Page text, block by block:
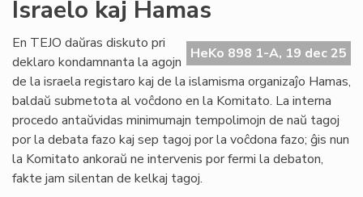
Israelo kaj Hamas
HeKo 898 1-A, 19 dec 25
En TEJO daŭras diskuto pri
deklaro kondamnanta la agojn
de la israela registaro kaj de la islamisma organizaĵo Hamas,
baldaŭ submetota al voĉdono en la Komitato. La interna
procedo antaŭvidas minimumajn tempolimojn de naŭ tagoj
por la debata fazo kaj sep tagoj por la voĉdona fazo; ĝis nun
la Komitato ankoraŭ ne intervenis por fermi la debaton,
fakte jam silentan de kelkaj tagoj.